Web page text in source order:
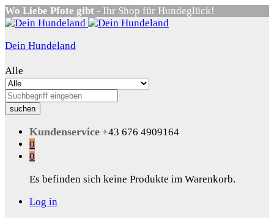
Wo Liebe Pfote gibt - Ihr Shop für Hundeglück!
Dein Hundeland
Alle
suchen
Kundenservice +43 676 4909164
0
0
Es befinden sich keine Produkte im Warenkorb.
Log in